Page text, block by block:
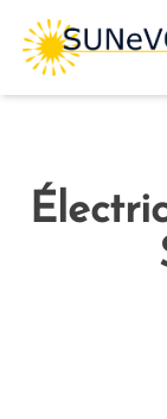
Skip
content